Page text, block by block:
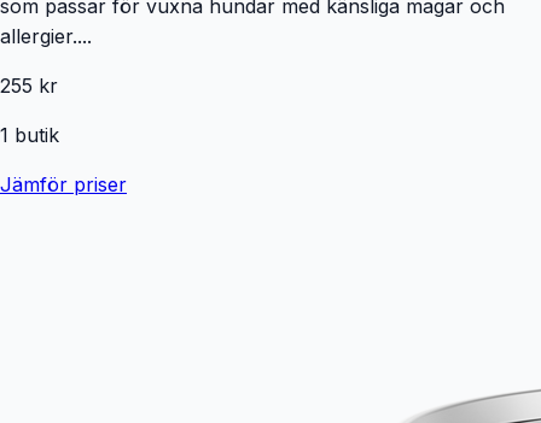
som passar för vuxna hundar med känsliga magar och
allergier....
255 kr
1 butik
Jämför priser